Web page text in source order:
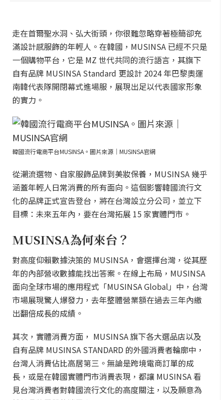
走在首爾聖水洞、弘大街頭，你很難忽略穿著極簡卻充
滿設計感服飾的年輕人。在韓國，MUSINSA 已經不只是
一個購物平台，它是 MZ 世代共同的流行語言，其旗下
自有品牌 MUSINSA Standard 更設計 2024 年巴黎奧運
南韓代表隊開閉幕式進場服，展現出足以代表國家形象
的實力。
韓國流行電商平台MUSINSA。圖片來源｜MUSINSA官網
從潮流選物、自家服飾品牌到美妝保養，MUSINSA 幾乎
涵蓋年輕人日常消費的所有面向。這個影響韓國流行文
化的品牌正式宣告登台，將在台灣設立分公司，並立下
目標：未來五年內，要在台灣拓展 15 家實體門市。
MUSINSA為何來台？
對高度仰賴數據決策的 MUSINSA，會選擇台灣，從其歷
年的內部營收數據能找出答案。在線上布局，MUSINSA
面向全球市場的應用程式「MUSINSA Global」中，台灣
市場展現驚人爆發力，去年整體營業額在過去三年內繳
出翻倍成長的成績。
其次，實體消費方面， MUSINSA 旗下各大選品店以及
自有品牌 MUSINSA STANDARD 的外國消費者輪廓中，
台灣人消費佔比高居第三。無論是跨境電商訂單的成
長，或是在韓國實體門市消費表現，都讓 MUSINSA 看
見台灣消費者對韓國流行文化的高度關注，以及願意為